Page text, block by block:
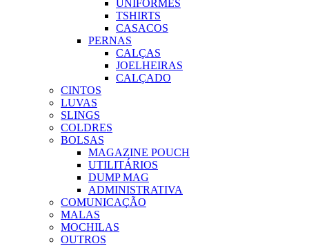
UNIFORMES
TSHIRTS
CASACOS
PERNAS
CALÇAS
JOELHEIRAS
CALÇADO
CINTOS
LUVAS
SLINGS
COLDRES
BOLSAS
MAGAZINE POUCH
UTILITÁRIOS
DUMP MAG
ADMINISTRATIVA
COMUNICAÇÃO
MALAS
MOCHILAS
OUTROS